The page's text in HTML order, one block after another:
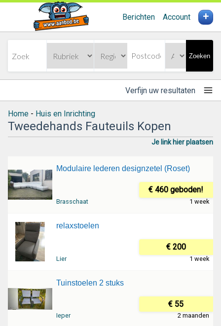
Berichten Account +
Zoeken
Verfijn uw resultaten
Home - Huis en Inrichting
Tweedehands Fauteuils Kopen
Je link hier plaatsen
Modulaire lederen designzetel (Roset)
€ 460 geboden!
Brasschaat 1 week
relaxstoelen
€ 200
Lier 1 week
Tuinstoelen 2 stuks
€ 55
Ieper 2 maanden